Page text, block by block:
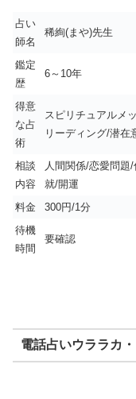
占い
師名
稀絢(まや)先生
鑑定
歴
6～10年
得意
な占
術
スピリチュアルメ
リーディング/潜在
相談
内容
人間関係/恋愛問題
就/開運
料金
300円/1分
待機
時間
要確認
電話占いウララカ